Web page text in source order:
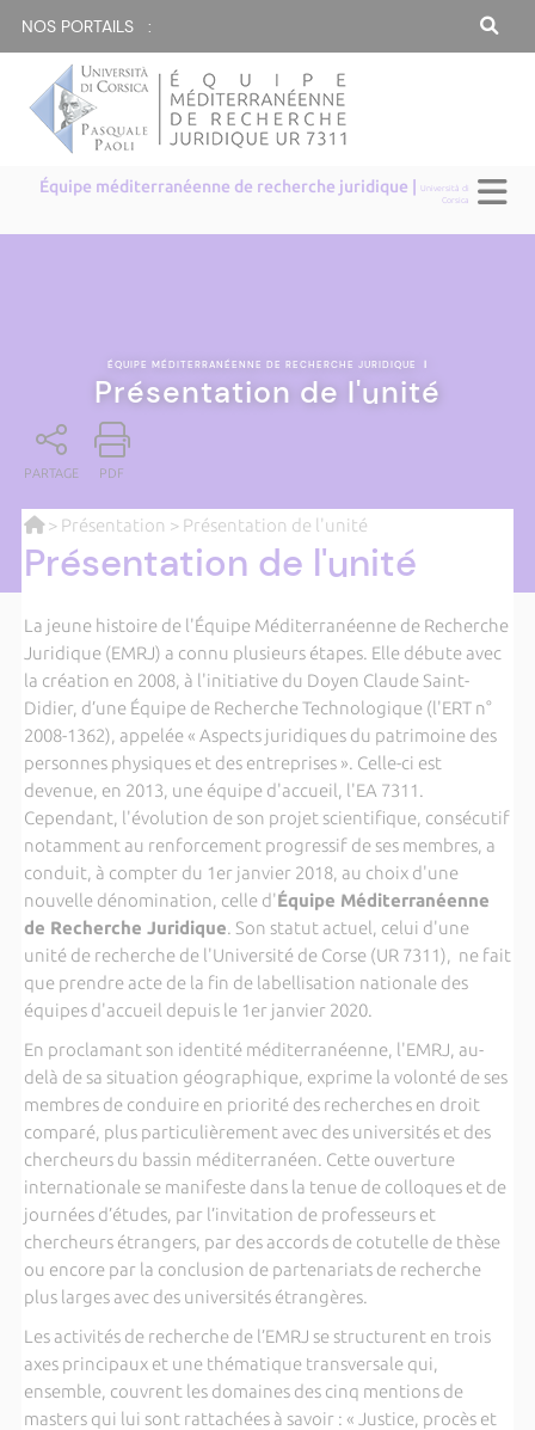
NOS PORTAILS :
Équipe méditerranéenne de recherche juridique |Università di
Corsica
ÉQUIPE MÉDITERRANÉENNE DE RECHERCHE JURIDIQUE |
Présentation de l'unité
PARTAGE PDF
> Présentation > Présentation de l'unité
Présentation de l'unité
La jeune histoire de l'Équipe Méditerranéenne de Recherche
Juridique (EMRJ) a connu plusieurs étapes. Elle débute avec
la création en 2008, à l'initiative du Doyen Claude Saint-
Didier, d’une Équipe de Recherche Technologique (l'ERT n°
2008-1362), appelée « Aspects juridiques du patrimoine des
personnes physiques et des entreprises ». Celle-ci est
devenue, en 2013, une équipe d'accueil, l'EA 7311.
Cependant, l'évolution de son projet scientifique, consécutif
notamment au renforcement progressif de ses membres, a
conduit, à compter du 1er janvier 2018, au choix d'une
nouvelle dénomination, celle d'Équipe Méditerranéenne
de Recherche Juridique. Son statut actuel, celui d'une
unité de recherche de l'Université de Corse (UR 7311), ne fait
que prendre acte de la fin de labellisation nationale des
équipes d'accueil depuis le 1er janvier 2020.
En proclamant son identité méditerranéenne, l'EMRJ, au-
delà de sa situation géographique, exprime la volonté de ses
membres de conduire en priorité des recherches en droit
comparé, plus particulièrement avec des universités et des
chercheurs du bassin méditerranéen. Cette ouverture
internationale se manifeste dans la tenue de colloques et de
journées d’études, par l’invitation de professeurs et
chercheurs étrangers, par des accords de cotutelle de thèse
ou encore par la conclusion de partenariats de recherche
plus larges avec des universités étrangères.
Les activités de recherche de l’EMRJ se structurent en trois
axes principaux et une thématique transversale qui,
ensemble, couvrent les domaines des cinq mentions de
masters qui lui sont rattachées à savoir : « Justice, procès et